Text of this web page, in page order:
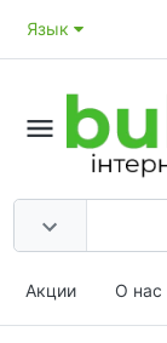
Язык
Акции О нас